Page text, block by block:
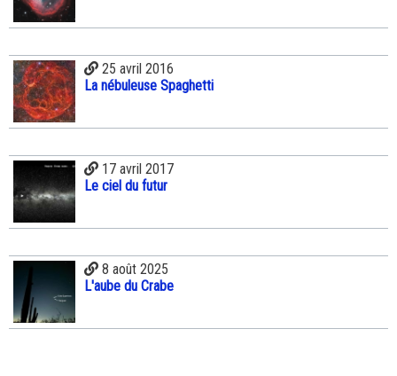
25 avril 2016
La nébuleuse Spaghetti
17 avril 2017
Le ciel du futur
8 août 2025
L'aube du Crabe